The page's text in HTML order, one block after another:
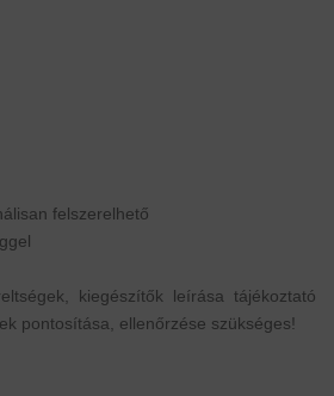
felszerelhető
kiegészítők leírása tájékoztató
pontosítása, ellenőrzése szükséges!